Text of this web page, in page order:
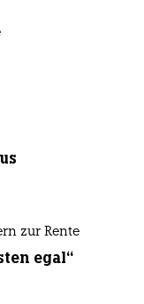
zur Rente
egal“